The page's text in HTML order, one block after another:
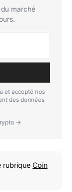
marché
et accepté nos
des données
→
rubrique Coin